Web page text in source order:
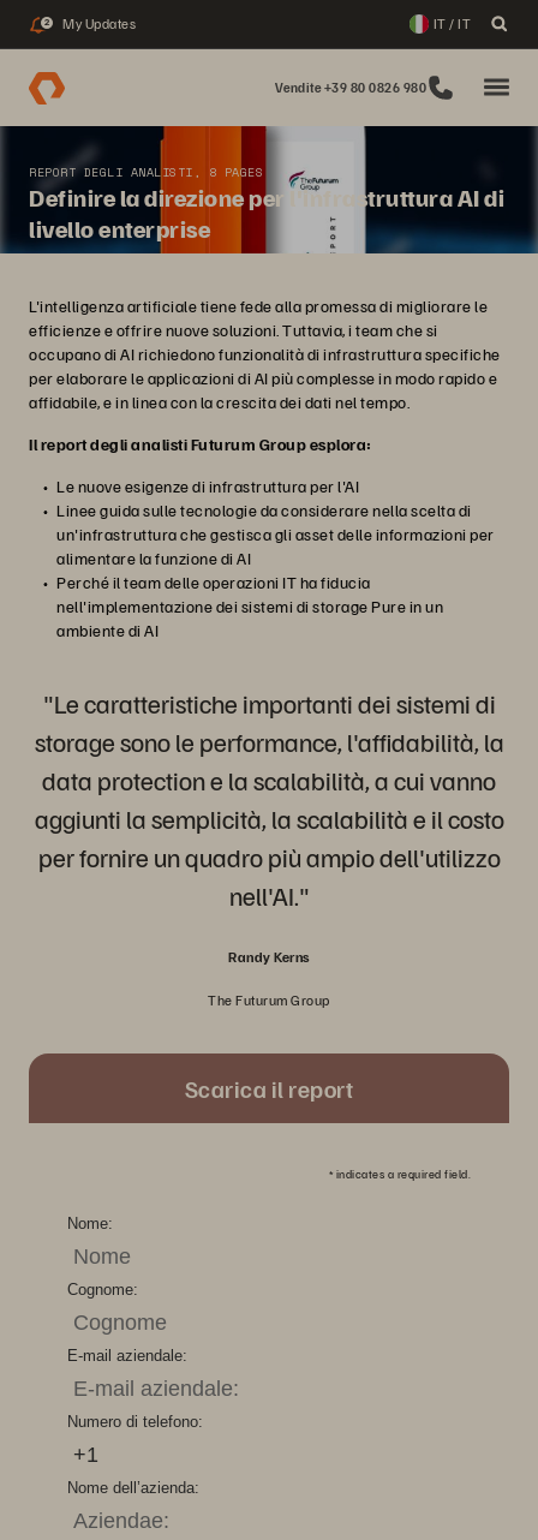
2 My Updates IT / IT
Vendite +39 80 0826 980
REPORT DEGLI ANALISTI, 8 PAGES
Definire la direzione per l'infrastruttura AI di
livello enterprise
L'intelligenza artificiale tiene fede alla promessa di migliorare le
efficienze e offrire nuove soluzioni. Tuttavia, i team che si
occupano di AI richiedono funzionalità di infrastruttura specifiche
per elaborare le applicazioni di AI più complesse in modo rapido e
affidabile, e in linea con la crescita dei dati nel tempo.
Il report degli analisti Futurum Group esplora:
Le nuove esigenze di infrastruttura per l'AI
Linee guida sulle tecnologie da considerare nella scelta di
un'infrastruttura che gestisca gli asset delle informazioni per
alimentare la funzione di AI
Perché il team delle operazioni IT ha fiducia
nell'implementazione dei sistemi di storage Pure in un
ambiente di AI
"Le caratteristiche importanti dei sistemi di
storage sono le performance, l'affidabilità, la
data protection e la scalabilità, a cui vanno
aggiunti la semplicità, la scalabilità e il costo
per fornire un quadro più ampio dell'utilizzo
nell'AI."
Randy Kerns
The Futurum Group
Scarica il report
* indicates a required field.
Nome:
Cognome:
E-mail aziendale:
Numero di telefono:
Nome dell’azienda: